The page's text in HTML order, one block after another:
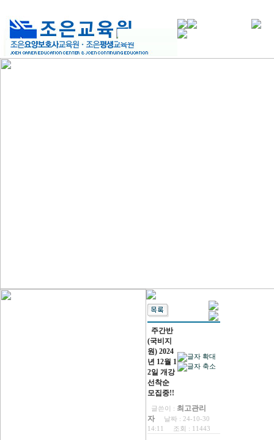
주간반
(국비지
원) 2024
년 12월 1
2일 개강
선착순
모집중!!
글쓴이 : 최고관리
자
날짜 : 24-10-30
14:11
조회 : 11443